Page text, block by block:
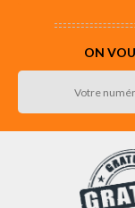
ON